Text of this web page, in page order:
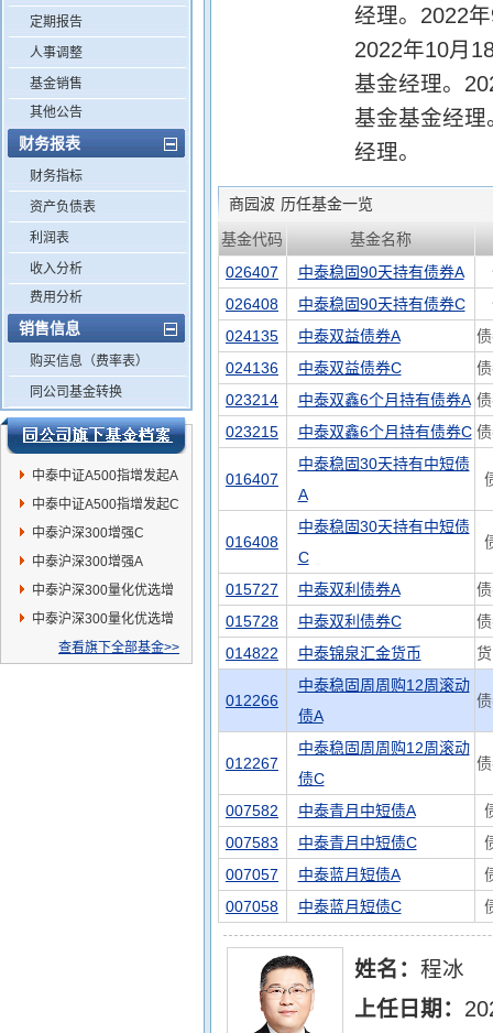
定期报告
人事调整
基金销售
其他公告
财务报表
财务指标
资产负债表
利润表
收入分析
费用分析
销售信息
购买信息（费率表）
同公司基金转换
中泰中证A500指增发起A
中泰中证A500指增发起C
中泰沪深300增强C
中泰沪深300增强A
中泰沪深300量化优选增
强A
中泰沪深300量化优选增
查看旗下全部基金>>
经理。2022
2022年10月
基金经理。
基金基金经
经理。
商园波 历任基金一览
基金代码
基金名称
026407
中泰稳固90天持有债券A
026408
中泰稳固90天持有债券C
024135
中泰双益债券A
024136
中泰双益债券C
023214
中泰双鑫6个月持有债券A
023215
中泰双鑫6个月持有债券C
016407
中泰稳固30天持有中短债
A
016408
中泰稳固30天持有中短债
C
015727 中泰双利债券A
015728
中泰双利债券C
014822
中泰锦泉汇金货币
012266
中泰稳固周周购12周滚动
债A
012267
中泰稳固周周购12周滚动
债C
007582 中泰青月中短债A
007583
中泰青月中短债C
007057
中泰蓝月短债A
007058
中泰蓝月短债C
姓名： 程冰
上任日期：